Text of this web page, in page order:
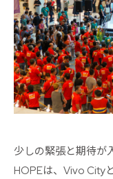
少しの緊張と期待が
HOPEは、Vivo City